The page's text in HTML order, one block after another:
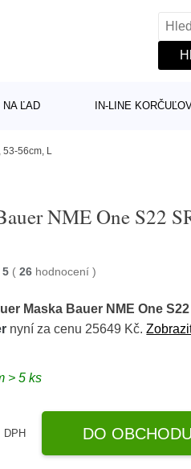
NA ĽAD IN-LINE
53-56cm, L
NME One S22
5 ( 26 hodnocení)
Maska Bauer NME One
nyní za cenu 25649 Kč.
> 5 ks
DPH DO